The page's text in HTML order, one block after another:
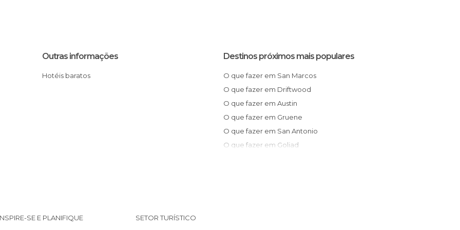
Outras informações
Hotéis baratos
Destinos próximos mais populares
O que fazer em San Marcos
O que fazer em Driftwood
O que fazer em Austin
O que fazer em Gruene
O que fazer em San Antonio
O que fazer em Goliad
SE E PLANIFIQUE SETOR TURÍSTICO